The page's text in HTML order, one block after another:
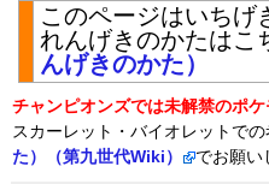
このページはいちげ
れんげきのかたはこ
んげきのかた）
チャンピオンズでは未解禁のポケ
スカーレット・バイオレットでの
た）（第九世代Wiki）
でお願い